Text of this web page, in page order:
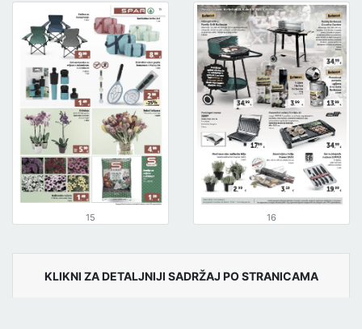
15 16
KLIKNI ZA DETALJNIJI SADRŽAJ PO STRANICAMA